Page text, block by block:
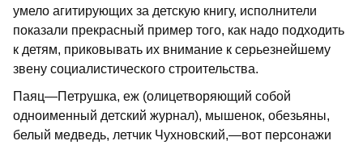
умело агитирующих за детскую книгу, исполнители
показали прекрасный пример того, как надо подходить
к детям, приковывать их внимание к серьезнейшему
звену социалистического строительства.
Паяц—Петрушка, еж (олицетворяющий собой
одноименный детский журнал), мышенок, обезьяны,
белый медведь, летчик Чухновский,—вот персонажи